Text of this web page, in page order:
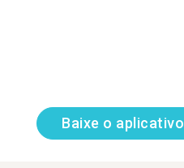
Baixe o aplicativo